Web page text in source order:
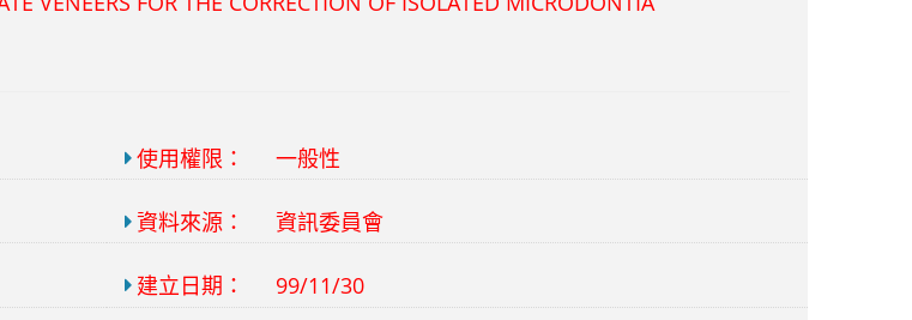
使用權限： 一般性
資料來源： 資訊委員會
建立日期： 99/11/30